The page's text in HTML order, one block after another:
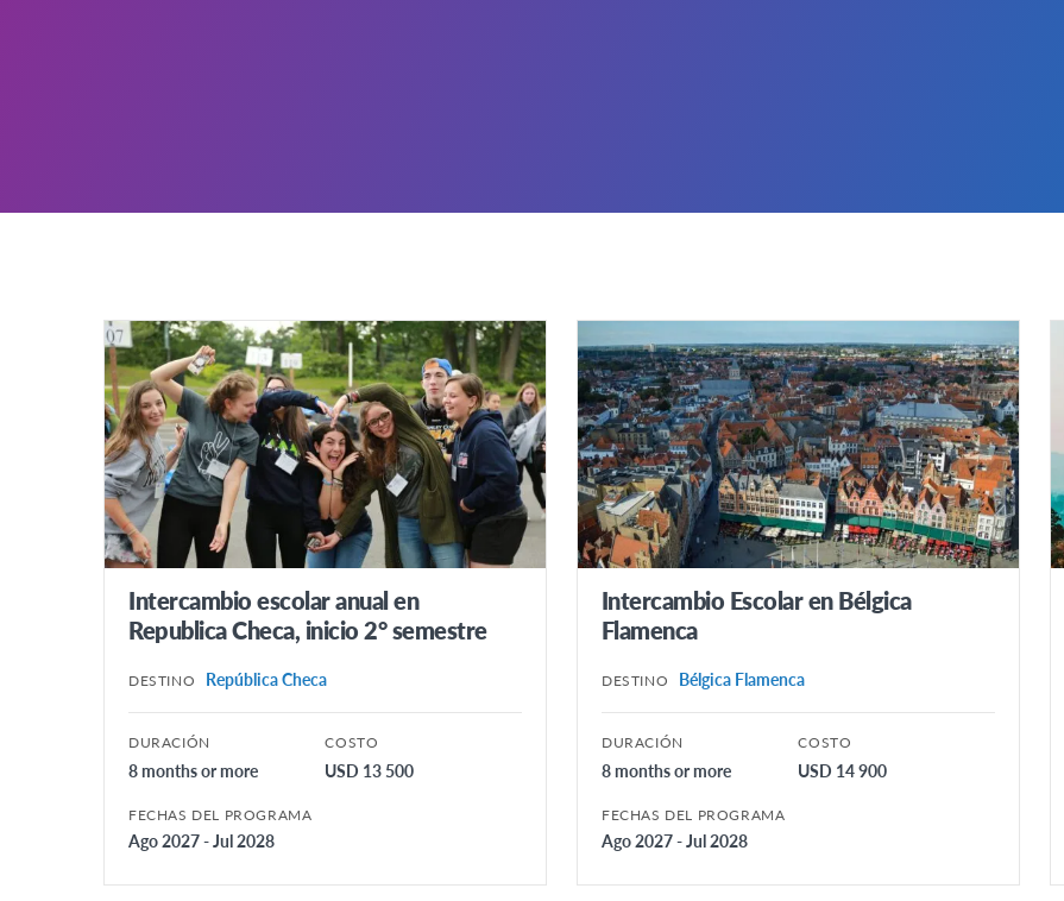
Intercambio escolar anual en
Republica Checa, inicio 2° semestre
DESTINO República Checa
DURACIÓN
8 months or more
COSTO
USD 13 500
FECHAS DEL PROGRAMA
Ago 2027 - Jul 2028
Intercambio Escolar en Bélgica
Flamenca
DESTINO Bélgica Flamenca
DURACIÓN
8 months or more
COSTO
USD 14 900
FECHAS DEL PROGRAMA
Ago 2027 - Jul 2028